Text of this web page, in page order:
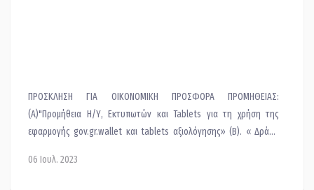
ΠΡΟΣΚΛΗΣΗ ΓΙΑ ΟΙΚΟΝΟΜΙΚΗ ΠΡΟΣΦΟΡΑ ΠΡΟΜΗΘΕΙΑΣ:
(Α)"Προμήθεια Η/Υ, Εκτυπωτών και Tablets για τη χρήση της
εφαρμογής gov.gr.wallet και tablets αξιολόγησης» (Β). « Δράση
προτεραιότητας" Ενημερωθείτε για τις λεπτομέρειες της
06 Ιουλ. 2023